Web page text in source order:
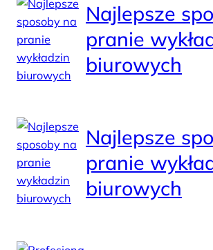
Najlepsze
pranie
biurowych
Najlepsze
pranie
biurowych